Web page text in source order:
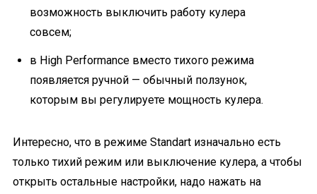
возможность выключить работу кулера
совсем;
в High Performance вместо тихого режима
появляется ручной — обычный ползунок,
которым вы регулируете мощность кулера.
Интересно, что в режиме Standart изначально есть
только тихий режим или выключение кулера, а чтобы
открыть остальные настройки, надо нажать на